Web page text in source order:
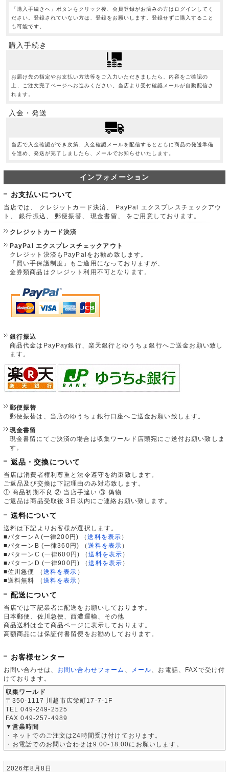
「購入手続きへ」ボタンをクリック後、会員登録がお済みの方はログインしてく
ださい。登録されていない方は、登録をお願いします。登録せずに購入すること
も可能です。
購入手続き
お届け先の指定やお支払い方法等をご入力いただきましたら、内容をご確認の
上、ご注文完了ページへお進みください。当店より受付確認メールが自動配信さ
れます。
入金・発送
当店で入金確認ができ次第、入金確認メールを配信するとともに商品の発送準備
を進め、発送が完了しましたら、メールでお知らせいたします。
インフォメーション
お支払いについて
当店では、 クレジットカード決済、 PayPal エクスプレスチェックアウ
ト、 銀行振込、 郵便振替、 現金書留、 をご用意しております。
クレジットカード決済
PayPal エクスプレスチェックアウト
クレジット決済もPayPalをお勧め致します。
「買い手保護制度」もご適用になっておりますが、
金券類商品はクレジット利用不可となります。
銀行振込
商品代金はPayPay銀行、楽天銀行とゆうちょ銀行へご送金お願い致し
ます。
郵便振替
郵便振替は、当店のゆうちょ銀行口座へご送金お願い致します。
現金書留
現金書留にてご決済の場合は収集ワールド店頭宛にご送付お願い致しま
す。
返品・交換について
当店は消費者権利尊重と法令遵守を約束致します。
ご返品及び交換は下記理由のみ対応致します。
① 商品初期不良 ② 当店手違い ③ 偽物
ご返品は商品受取後 3日以内にご連絡お願い致します。
送料について
送料は下記よりお客様が選択します。
■パターンA (一律200円)
（送料を表示 ）
■パターンB (一律360円)
（送料を表示 ）
■パターンC (一律600円)
（送料を表示 ）
■パターンD (一律900円)
（送料を表示 ）
■佐川急便
（ 送料を表示 ）
■送料無料
（ 送料を表示 ）
配送について
当店では下記業者に配送をお願いしております。
日本郵便、佐川急便、西濃運輸、その他
商品送料は全て商品ページに表示しております。
高額商品には保証付書留便をお勧めしております。
お客様センター
お問い合わせは、 お問い合わせフォーム メール 、お電話、FAXで受け付
けております。
収集ワールド
〒350-1117 川越市広栄町17-7-1F
TEL 049-249-2525
FAX 049-257-4989
▼営業時間
・ネットでのご注文は24時間受け付けております。
・お電話でのお問い合わせは9:00-18:00にお願いします。
2026年8月8日